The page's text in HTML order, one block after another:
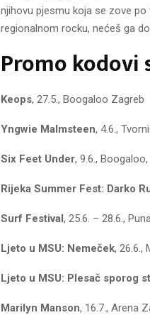
njihovu pjesmu koja se zove
regionalnom rocku, nećeš ga
Promo kodovi
Keops, 27.5., Boogaloo Zagreb
Yngwie Malmsteen, 4.6.,
Six Feet Under, 9.6.,
Rijeka Summer Fest: Darko
Surf Festival, 25.6. – 28.6.,
Ljeto u MSU: Nemeček, 26.6.,
Ljeto u MSU: Plesač sporog
Marilyn Manson, 16.7., Arena